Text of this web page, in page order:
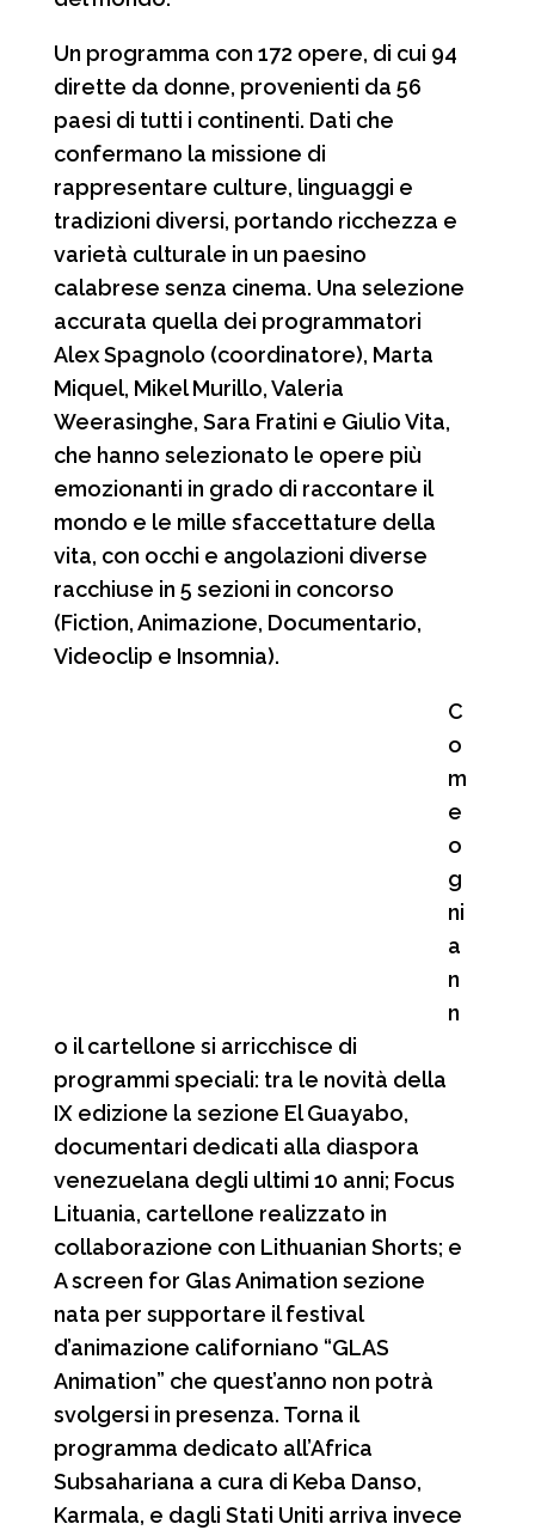
Un programma con 172 opere, di cui 94
dirette da donne, provenienti da 56
paesi di tutti i continenti. Dati che
confermano la missione di
rappresentare culture, linguaggi e
tradizioni diversi, portando ricchezza e
varietà culturale in un paesino
calabrese senza cinema. Una selezione
accurata quella dei programmatori
Alex Spagnolo (coordinatore), Marta
Miquel, Mikel Murillo, Valeria
Weerasinghe, Sara Fratini e Giulio Vita,
che hanno selezionato le opere più
emozionanti in grado di raccontare il
mondo e le mille sfaccettature della
vita, con occhi e angolazioni diverse
racchiuse in 5 sezioni in concorso
(Fiction, Animazione, Documentario,
Videoclip e Insomnia).
C
o
m
e
o
g
ni
a
n
n
o il cartellone si arricchisce di
programmi speciali: tra le novità della
IX edizione la sezione El Guayabo,
documentari dedicati alla diaspora
venezuelana degli ultimi 10 anni; Focus
Lituania, cartellone realizzato in
collaborazione con Lithuanian Shorts; e
A screen for Glas Animation sezione
nata per supportare il festival
d’animazione californiano “GLAS
Animation” che quest’anno non potrà
svolgersi in presenza. Torna il
programma dedicato all’Africa
Subsahariana a cura di Keba Danso,
Karmala, e dagli Stati Uniti arriva invece